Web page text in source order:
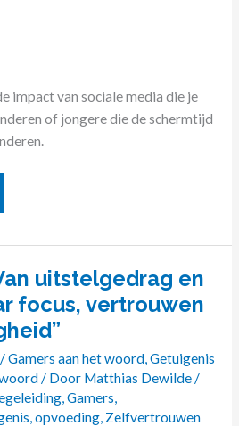
impact van sociale media die je
of jongere die de schermtijd
uitstelgedrag en
focus, vertrouwen
/Gamers aan het woord,Getuigenis
/ Door Matthias Dewilde/
,Gamers,
,opvoeding, Zelfvertrouwen